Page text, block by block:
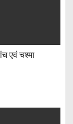
एवं चश्मा